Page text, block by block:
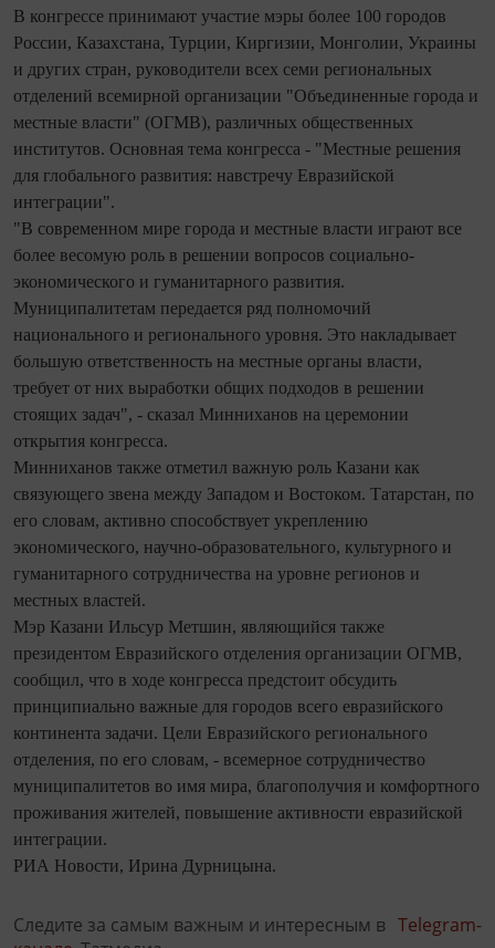
В конгрессе принимают участие мэры более 100 городов
России, Казахстана, Турции, Киргизии, Монголии, Украины
и других стран, руководители всех семи региональных
отделений всемирной организации "Объединенные города и
местные власти" (ОГМВ), различных общественных
институтов. Основная тема конгресса - "Местные решения
для глобального развития: навстречу Евразийской
интеграции".
"В современном мире города и местные власти играют все
более весомую роль в решении вопросов социально-
экономического и гуманитарного развития.
Муниципалитетам передается ряд полномочий
национального и регионального уровня. Это накладывает
большую ответственность на местные органы власти,
требует от них выработки общих подходов в решении
стоящих задач", - сказал Минниханов на церемонии
открытия конгресса.
Минниханов также отметил важную роль Казани как
связующего звена между Западом и Востоком. Татарстан, по
его словам, активно способствует укреплению
экономического, научно-образовательного, культурного и
гуманитарного сотрудничества на уровне регионов и
местных властей.
Мэр Казани Ильсур Метшин, являющийся также
президентом Евразийского отделения организации ОГМВ,
сообщил, что в ходе конгресса предстоит обсудить
принципиально важные для городов всего евразийского
континента задачи. Цели Евразийского регионального
отделения, по его словам, - всемерное сотрудничество
муниципалитетов во имя мира, благополучия и комфортного
проживания жителей, повышение активности евразийской
интеграции.
РИА Новости, Ирина Дурницына.
Следите за самым важным и интересным в Telegram-